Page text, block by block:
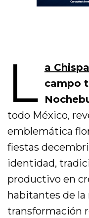
L a Chispa
campo
todo México,
emblemática
fiestas
identidad,
productivo en
habitantes de la
transformación